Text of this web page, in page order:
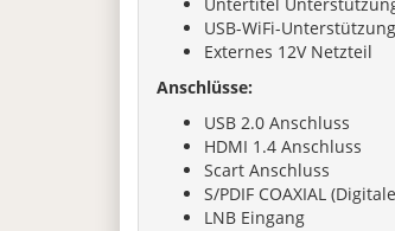
USB-WiFi-
Externes 12V Netzteil
Anschlüsse:
USB 2.0 Anschluss
HDMI 1.4 Anschluss
Scart Anschluss
S/PDIF COAXIAL
LNB Eingang